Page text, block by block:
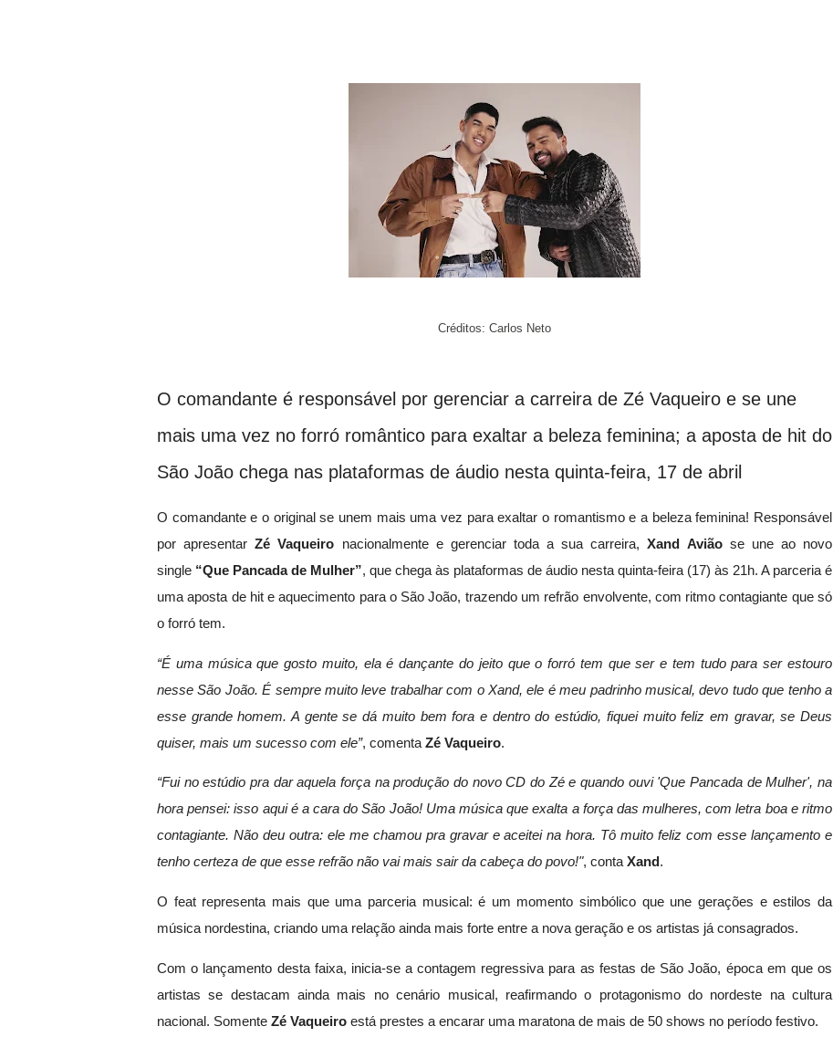
Créditos: Carlos Neto
O comandante é responsável por gerenciar a carreira de Zé Vaqueiro e se une
mais uma vez no forró romântico para exaltar a beleza feminina; a aposta de hit do
São João chega nas plataformas de áudio nesta quinta-feira, 17 de abril
O comandante e o original se unem mais uma vez para exaltar o romantismo e a beleza feminina! Responsável
por apresentarZé Vaqueiro nacionalmente e gerenciar toda a sua carreira,Xand Aviãose une ao novo
single “Que Pancada de Mulher”, que chega às plataformas de áudio nesta quinta-feira (17) às 21h. A parceria é
uma aposta de hit e aquecimento para o São João, trazendo um refrão envolvente, com ritmo contagiante que só
o forró tem.
“É uma música que gosto muito, ela é dançante do jeito que o forró tem que ser e tem tudo para ser estouro
nesse São João. É sempre muito leve trabalhar com o Xand, ele é meu padrinho musical, devo tudo que tenho a
esse grande homem. A gente se dá muito bem fora e dentro do estúdio, fiquei muito feliz em gravar, se Deus
quiser, mais um sucesso com ele”, comenta Zé Vaqueiro.
“Fui no estúdio pra dar aquela força na produção do novo CD do Zé e quando ouvi 'Que Pancada de Mulher', na
hora pensei: isso aqui é a cara do São João! Uma música que exalta a força das mulheres, com letra boa e ritmo
contagiante. Não deu outra: ele me chamou pra gravar e aceitei na hora. Tô muito feliz com esse lançamento e
tenho certeza de que esse refrão não vai mais sair da cabeça do povo!", contaXand.
O feat representa mais que uma parceria musical: é um momento simbólico que une gerações e estilos da
música nordestina, criando uma relação ainda mais forte entre a nova geração e os artistas já consagrados.
Com o lançamento desta faixa, inicia-se a contagem regressiva para as festas de São João, época em que os
artistas se destacam ainda mais no cenário musical, reafirmando o protagonismo do nordeste na cultura
nacional. Somente Zé Vaqueiro está prestes a encarar uma maratona de mais de 50 shows no período festivo.